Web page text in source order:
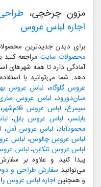
مزون چرخچی،
اجاره لباس عروس
برای دیدن جدیدترین
محصولات سایت مراجعه کنید
آمادگی دارد تا همه شهرهای
دهد. شما می‌توانید با
عروس گلوگاه، لباس عروس
میان‌دورود، لباس عروس
سیمرغ، لباس عروس قائم‌شهر،
بابلسر، لباس عروس بابل،
محمودآباد، لباس عروس آمل،
لباس عروس چالوس، لباس
لباس عروس تنکابن، لباس
پیدا کنید و علاوه بر
می‌توانید سفارش طراحی و
و همچنین اجاره لباس عروس